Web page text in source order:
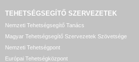
TEHETSÉGSEGÍTŐ SZERVEZETEK
Nemzeti Tehetségsegítő Tanács
Magyar Tehetségsegítő Szervezetek Szövetsége
Nemzeti Tehetségpont
Európai Tehetségközpont